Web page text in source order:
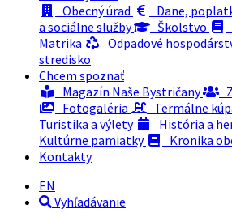
Obecný úrad
Dane,
a sociálne služby
Školstvo
Matrika
Odpadové
stredisko
Chcem spoznať
Magazín Naše Bystričany
Fotogaléria
Termálne
Turistika a výlety
História a
Kultúrne pamiatky
Kronika
Kontakty
EN
Vyhľadávanie